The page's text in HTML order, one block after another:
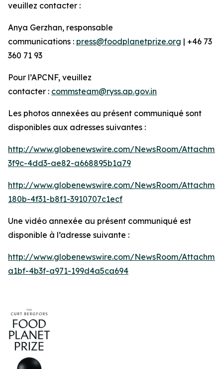
veuillez contacter :
Anya Gerzhan, responsable
communications : press@foodplanetprize.org | +46 73
360 71 93
Pour l’APCNF, veuillez
contacter : commsteam@ryss.ap.gov.in
Les photos annexées au présent communiqué sont
disponibles aux adresses suivantes :
http://www.globenewswire.com/NewsRoom/
3f9c-4dd3-ae82-a668895b1a79
http://www.globenewswire.com/NewsRoom/
180b-4f31-b8f1-3910707c1ecf
Une vidéo annexée au présent communiqué est
disponible à l’adresse suivante :
http://www.globenewswire.com/NewsRoom/
a1bf-4b3f-a971-199d4a5ca694